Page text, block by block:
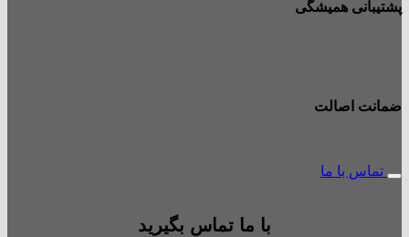
پشتیبانی همیشگی
ضمانت اصالت
تماس با ما
با ما تماس بگیرید